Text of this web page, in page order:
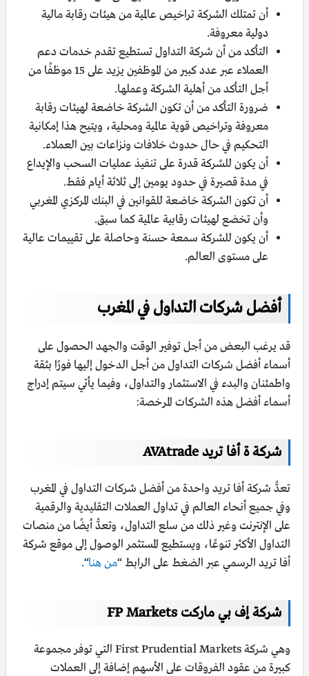
أن تمتلك الشركة تراخيص عالمية من هيئات رقابة مالية
دولية معروفة.
التأكد من أن شركة التداول تستطيع تقدم خدمات دعم
العملاء عبر عدد كبير من الموظفين يزيد على 15 موظفًا من
أجل التأكد من أهلية الشركة وعملها.
ضرورة التأكد من أن تكون الشركة خاضعة لهيئات رقابة
معروفة وتراخيص قوية عالمية ومحلية، ويتيح هذا إمكانية
التحكيم في حال حدوث خلافات ونزاعات بين العملاء.
أن يكون للشركة قدرة على تنفيذ عمليات السحب والإيداع
في مدة قصيرة في حدود يومين إلى ثلاثة أيام فقط.
أن تكون الشركة خاضعة للقوانين في البنك المركزي المغربي
وأن تخضع لهيئات رقابية عالمية كما سبق.
أن يكون للشركة سمعة حسنة وحاصلة على تقييمات عالية
على مستوى العالم.
أفضل شركات التداول في المغرب
قد يرغب البعض من أجل توفير الوقت والجهد الحصول على
أسماء أفضل شركات التداول من أجل الدخول إليها فورًا بثقة
واطمئنان والبدء في الاستثمار والتداول، وفيما يأتي سيتم إدراج
أسماء أفضل هذه الشركات المرخصة:
شركة ة أفا تريد AVAtrade
تعدُّ شركة أفا تريد واحدة من أفضل شركات التداول في المغرب
وفي جميع أنحاء العالم في تداول العملات التقليدية والرقمية
على الإنترنت وغير ذلك من سلع التداول، وتعدُّ أيضًا من منصات
التداول الأكثر تنوعًا، ويستطيع المستثمر الوصول إلى موقع شركة
أفا تريد الرسمي عبر الضغط على الرابط “من هنا“.
شركة إف بي ماركت FP Markets
وهي شركة First Prudential Markets التي توفر مجموعة
كبيرة من عقود الفروقات على الأسهم إضافة إلى العملات